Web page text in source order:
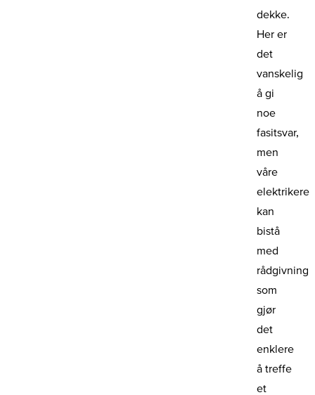
dekke.
Her er
det
vanskelig
å gi
noe
fasitsvar,
men
våre
elektrikere
kan
bistå
med
rådgivning
som
gjør
det
enklere
å treffe
et